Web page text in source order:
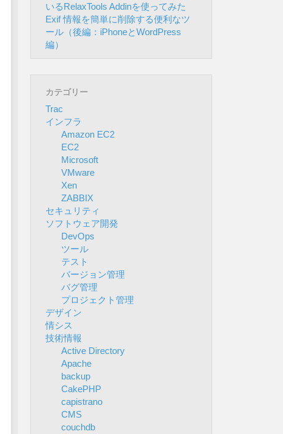
いるRelaxTools Addinを使ってみた
Exif 情報を簡単に削除する便利なツ
ール（後編：iPhoneとWordPress
編）
カテゴリー
Trac
インフラ
Amazon EC2
EC2
Microsoft
VMware
Xen
ZABBIX
セキュリティ
ソフトウェア開発
DevOps
ツール
テスト
バージョン管理
バグ管理
プロジェクト管理
デザイン
情シス
技術情報
Active Directory
Apache
backup
CakePHP
capistrano
CMS
couchdb